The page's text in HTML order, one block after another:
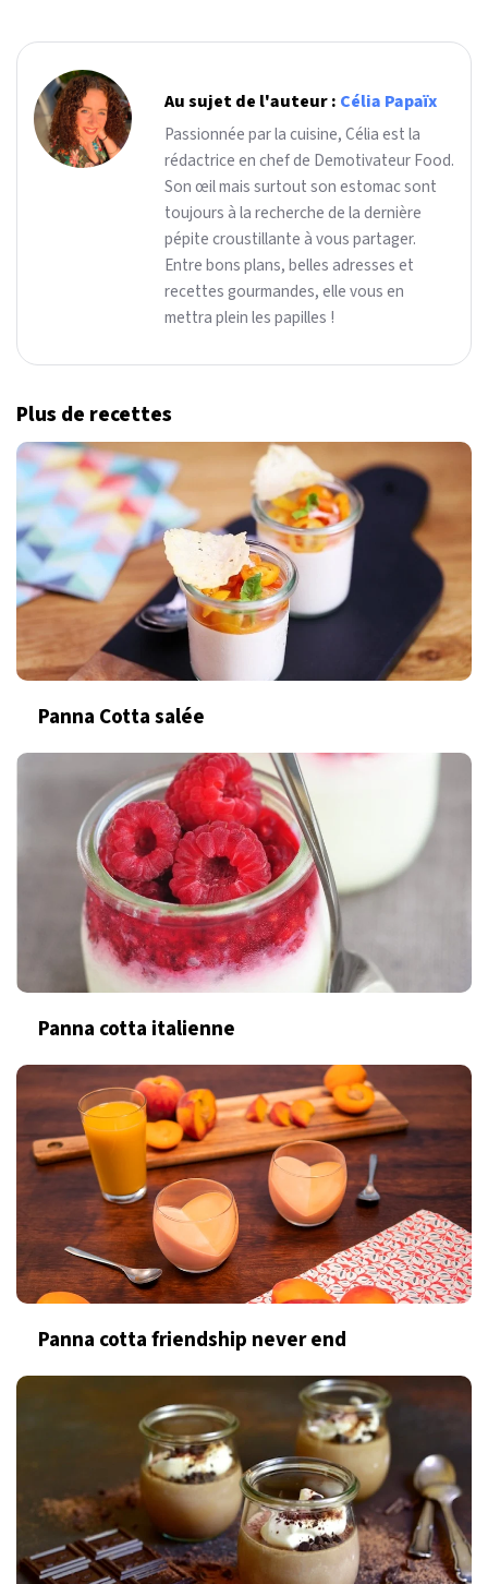
Au sujet de l'auteur : Célia Papaïx
Passionnée par la cuisine, Célia est la
rédactrice en chef de Demotivateur Food.
Son œil mais surtout son estomac sont
toujours à la recherche de la dernière
pépite croustillante à vous partager.
Entre bons plans, belles adresses et
recettes gourmandes, elle vous en
mettra plein les papilles !
Plus de recettes
Panna Cotta salée
Panna cotta italienne
Panna cotta friendship never end